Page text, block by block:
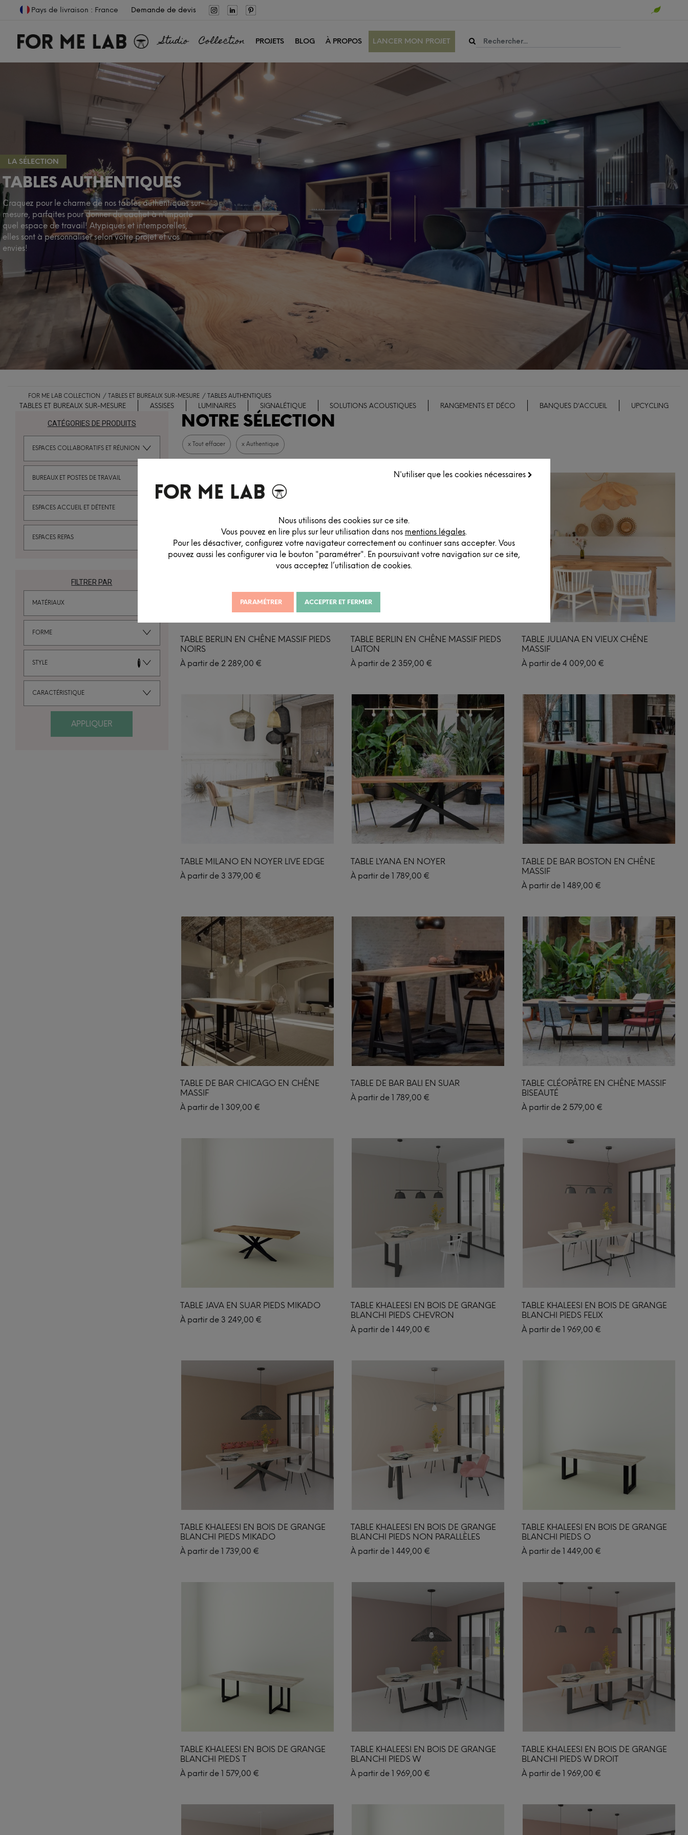
N'utiliser que les cookies nécessaires
Nous utilisons des cookies sur ce site.
Vous pouvez en lire plus sur leur utilisation dans nos mentions légales.
Pour les désactiver, configurez votre navigateur correctement ou continuer sans accepter. Vous
pouvez aussi les configurer via le bouton "paramétrer". En poursuivant votre navigation sur ce site,
vous acceptez l’utilisation de cookies.
PARAMÉTRER ACCEPTER ET FERMER
Pays de livraison : France Demande de devis
Studio Collection PROJETS BLOG À PROPOS LANCER MON PROJET
LA SÉLECTION
TABLES AUTHENTIQUES
Craquez pour le charme de nos tables authentiques sur-
mesure, parfaites pour donner du cachet à n'importe
quel espace de travail! Atypiques et intemporelles,
elles sont à personnaliser selon votre projet et vos
envies!
FOR ME LAB COLLECTION TABLES ET BUREAUX SUR-MESURE TABLES AUTHENTIQUES
TABLES ET BUREAUX SUR-MESURE ASSISES LUMINAIRES SIGNALÉTIQUE SOLUTIONS ACOUSTIQUES RANGEMENTS ET DÉCO BANQUES D'ACCUEIL UPCYCLING
CATÉGORIES DE PRODUITS
ESPACES COLLABORATIFS ET RÉUNION
BUREAUX ET POSTES DE TRAVAIL
ESPACES ACCUEIL ET DÉTENTE
ESPACES REPAS
FILTRER PAR
MATÉRIAUX
FORME
STYLE 1
CARACTÉRISTIQUE
APPLIQUER
NOTRE SÉLECTION
x Tout effacer x Authentique
TABLE BERLIN EN CHÊNE MASSIF PIEDS
NOIRS
À partir de 2 289,00 €
TABLE BERLIN EN CHÊNE MASSIF PIEDS
LAITON
À partir de 2 359,00 €
TABLE JULIANA EN VIEUX CHÊNE
MASSIF
À partir de 4 009,00 €
TABLE MILANO EN NOYER LIVE EDGE
À partir de 3 379,00 €
TABLE LYANA EN NOYER
À partir de 1 789,00 €
TABLE DE BAR BOSTON EN CHÊNE
MASSIF
À partir de 1 489,00 €
TABLE DE BAR CHICAGO EN CHÊNE
MASSIF
À partir de 1 309,00 €
TABLE DE BAR BALI EN SUAR
À partir de 1 789,00 €
TABLE CLÉOPÂTRE EN CHÊNE MASSIF
BISEAUTÉ
À partir de 2 579,00 €
TABLE JAVA EN SUAR PIEDS MIKADO
À partir de 3 249,00 €
TABLE KHALEESI EN BOIS DE GRANGE
BLANCHI PIEDS CHEVRON
À partir de 1 449,00 €
TABLE KHALEESI EN BOIS DE GRANGE
BLANCHI PIEDS FELIX
À partir de 1 969,00 €
TABLE KHALEESI EN BOIS DE GRANGE
BLANCHI PIEDS MIKADO
À partir de 1 739,00 €
TABLE KHALEESI EN BOIS DE GRANGE
BLANCHI PIEDS NON PARALLÈLES
À partir de 1 449,00 €
TABLE KHALEESI EN BOIS DE GRANGE
BLANCHI PIEDS O
À partir de 1 449,00 €
TABLE KHALEESI EN BOIS DE GRANGE
BLANCHI PIEDS T
À partir de 1 579,00 €
TABLE KHALEESI EN BOIS DE GRANGE
BLANCHI PIEDS W
À partir de 1 969,00 €
TABLE KHALEESI EN BOIS DE GRANGE
BLANCHI PIEDS W DROIT
À partir de 1 969,00 €